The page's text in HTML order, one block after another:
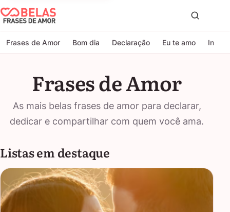
Belas Frases de Amor
Frases de Amor Bom dia Declaração Eu te amo
Frases de Amor
As mais belas frases de amor para declarar,
dedicar e compartilhar com quem você ama.
Listas em destaque